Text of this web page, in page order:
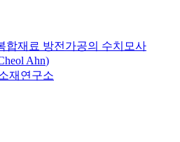
합재료 방전가공의 수치모사
Ahn)
재연구소